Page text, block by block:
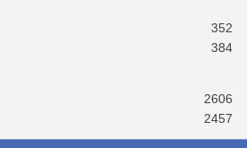
352
384
2606
2457